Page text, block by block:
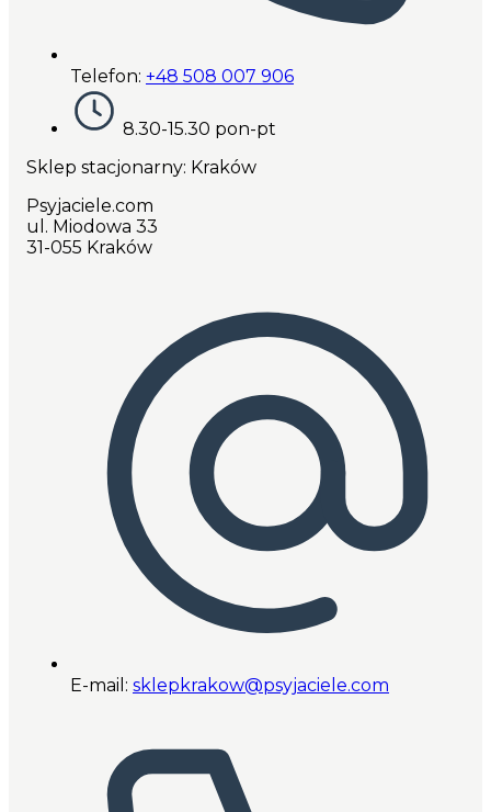
Telefon: +48 508 007 906
8.30-15.30 pon-pt
Sklep stacjonarny: Kraków
Psyjaciele.com
ul. Miodowa 33
31-055 Kraków
E-mail: sklepkrakow@psyjaciele.com